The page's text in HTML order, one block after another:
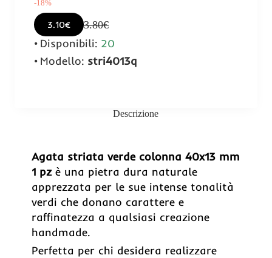
-18%
3.10€ 3.80€
Disponibili: 20
Modello: stri4013q
Descrizione
Agata striata verde colonna 40x13 mm
1 pzè una pietra dura naturale
apprezzata per le sue intense tonalità
verdi che donano carattere e
raffinatezza a qualsiasi creazione
handmade.
Perfetta per chi desidera realizzare